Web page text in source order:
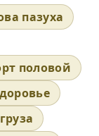
пазуха
половой